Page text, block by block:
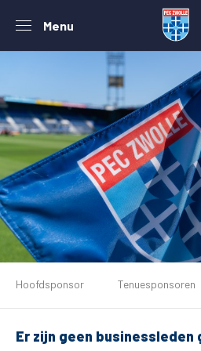
Menu
Tickets
Matchdays
Hoofdsponsor Tenuesponsoren
Er zijn geen businessleden